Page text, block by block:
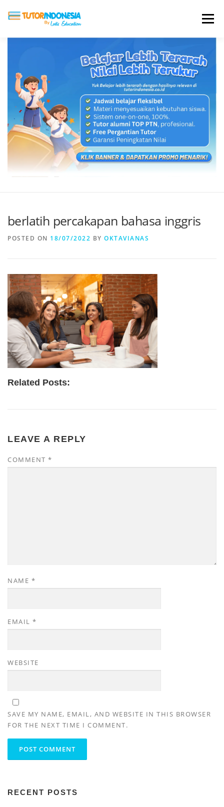
Menu
ABOUT US JADI PENGAJAR
BIAYA LES TESTIMONI PROFIL ALUMNI
BLOG DAFTAR SEKOLAH
berlatih percakapan bahasa inggris
POSTED ON 18/07/2022 BY OKTAVIANAS
Related Posts:
LEAVE A REPLY
COMMENT *
NAME *
EMAIL *
WEBSITE
SAVE MY NAME, EMAIL, AND WEBSITE IN THIS BROWSER
FOR THE NEXT TIME I COMMENT.
RECENT POSTS